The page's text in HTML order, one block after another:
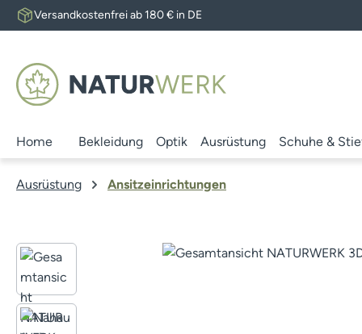
Hauptinhalt springen
Zur Suche springen
Zur Hauptnavigation springen
Versandkostenfrei ab 180 € in DE
Home Bekleidung Optik Ausrüstung Schuhe &
Ausrüstung Ansitzeinrichtungen
Bildergalerie überspringen